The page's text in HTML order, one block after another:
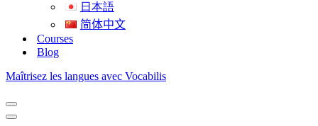
日本語
简体中文
Courses
Blog
Maîtrisez les langues avec Vocabilis